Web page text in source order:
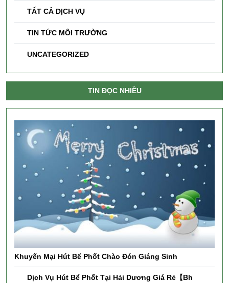
TẤT CẢ DỊCH VỤ
TIN TỨC MÔI TRƯỜNG
UNCATEGORIZED
TIN ĐỌC NHIỀU
Khuyến Mại Hút Bể Phốt Chào Đón Giáng Sinh
Dịch Vụ Hút Bể Phốt Tại Hải Dương Giá Rẻ【Bh